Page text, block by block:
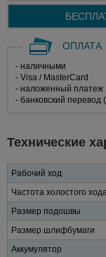
ОПЛАТА
- наличными
- Visa / MasterCard
- наложенный платеж
- банковский перевод
Технические
Рабочий ход
Частота холостого хода
Размер подошвы
Размер шлифбумаги
Аккумулятор